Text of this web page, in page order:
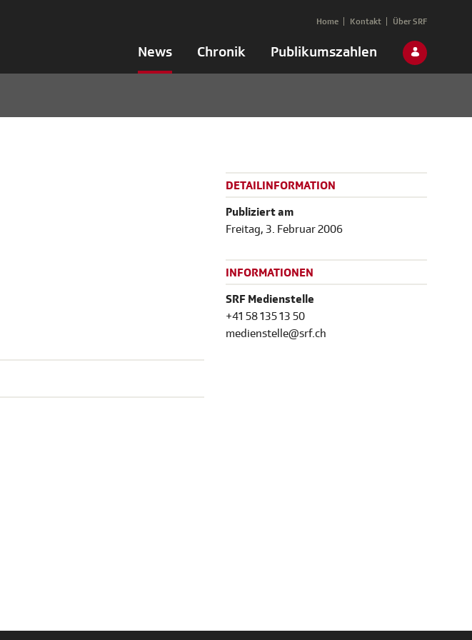
News Chronik Publikumszahlen
Home Kontakt Über SRF
DETAILINFORMATION
Publiziert am
Freitag, 3. Februar 2006
INFORMATIONEN
SRF Medienstelle
+41 58 135 13 50
medienstelle@srf.ch